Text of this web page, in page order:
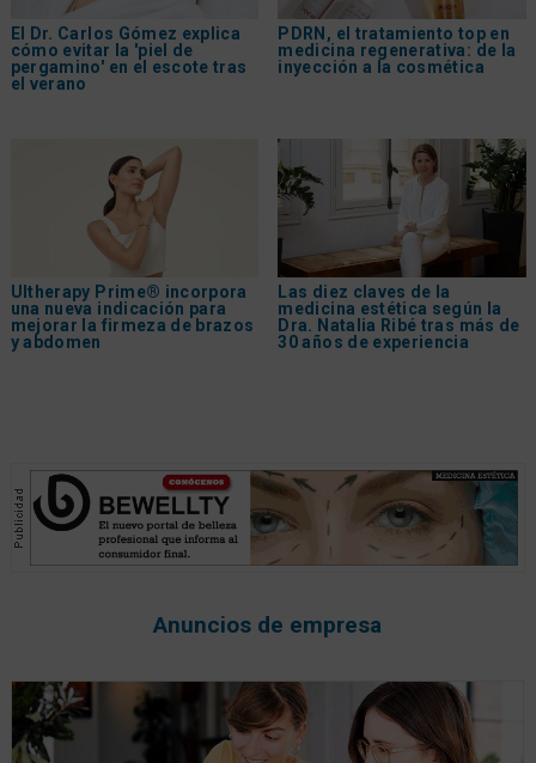
El Dr. Carlos Gómez explica
cómo evitar la 'piel de
pergamino' en el escote tras
el verano
PDRN, el tratamiento top en
medicina regenerativa: de la
inyección a la cosmética
Ultherapy Prime® incorpora
una nueva indicación para
mejorar la firmeza de brazos
y abdomen
Las diez claves de la
medicina estética según la
Dra. Natalia Ribé tras más de
30 años de experiencia
Anuncios de empresa